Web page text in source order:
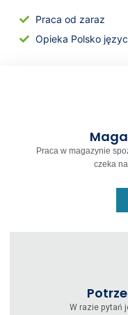
Praca od zaraz
Opieka Polsko
Praca w magazynie
czeka
W razie pytań